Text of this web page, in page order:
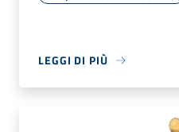
LEGGI DI PIÙ